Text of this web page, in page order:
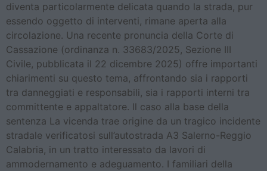
diventa particolarmente delicata quando la strada, pur
essendo oggetto di interventi, rimane aperta alla
circolazione. Una recente pronuncia della Corte di
Cassazione (ordinanza n. 33683/2025, Sezione III
Civile, pubblicata il 22 dicembre 2025) offre importanti
chiarimenti su questo tema, affrontando sia i rapporti
tra danneggiati e responsabili, sia i rapporti interni tra
committente e appaltatore. Il caso alla base della
sentenza La vicenda trae origine da un tragico incidente
stradale verificatosi sull’autostrada A3 Salerno-Reggio
Calabria, in un tratto interessato da lavori di
ammodernamento e adeguamento. I familiari della